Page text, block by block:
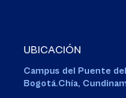
UBICACIÓN
Campus del Puente
Bogotá.Chía,